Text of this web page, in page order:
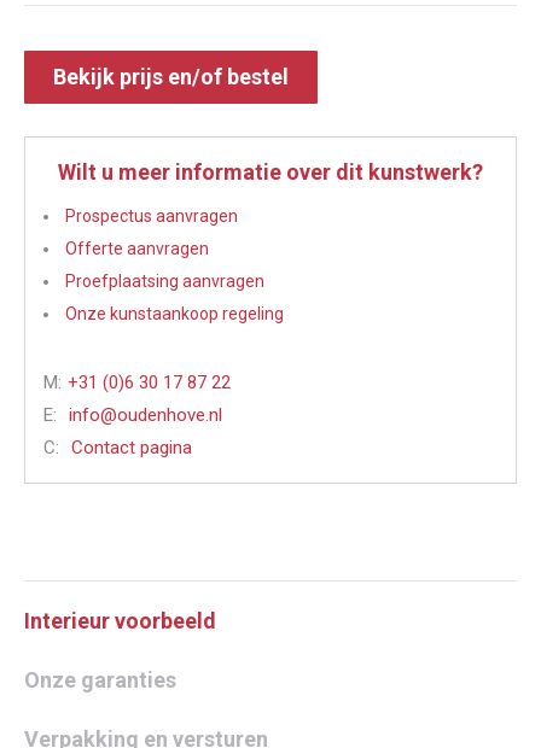
Bekijk prijs en/of bestel
Wilt u meer informatie over dit kunstwerk?
Prospectus aanvragen
Offerte aanvragen
Proefplaatsing aanvragen
Onze kunstaankoop regeling
M: +31 (0)6 30 17 87 22
E:
info@oudenhove.nl
C:
Contact pagina
Interieur voorbeeld
Onze garanties
Verpakking en versturen